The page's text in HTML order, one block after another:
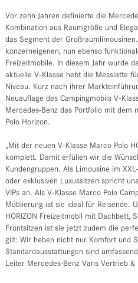
Vor zehn Jahren definierte die
Kombination aus Raumgröße und
das Segment der
konzerneigenen, nun ebenso
Freizeitmobile. In diesem Jahr wurde
aktuelle V‑Klasse hebt die Messlatte
Niveau. Kurz nach ihrer
Neuauflage des Campingmobils
Mercedes-Benz das Portfolio mit dem
Polo Horizon.
„Mit der neuen V‑Klasse Marco Polo
komplett. Damit erfüllen wir die
Kundengruppen. Als Limousine im
oder exklusiven Luxussitzen spricht
VIPs an. Als V‑Klasse Marco Polo
Möblierung ist sie ideal für Reisende.
HORIZON Freizeitmobil mit Dachbett,
Frontsitzen ist sie jetzt zudem die
gilt: Wir heben nicht nur Komfort und
Standardausstattungen sind
Leiter Mercedes-Benz Vans Vertrieb &